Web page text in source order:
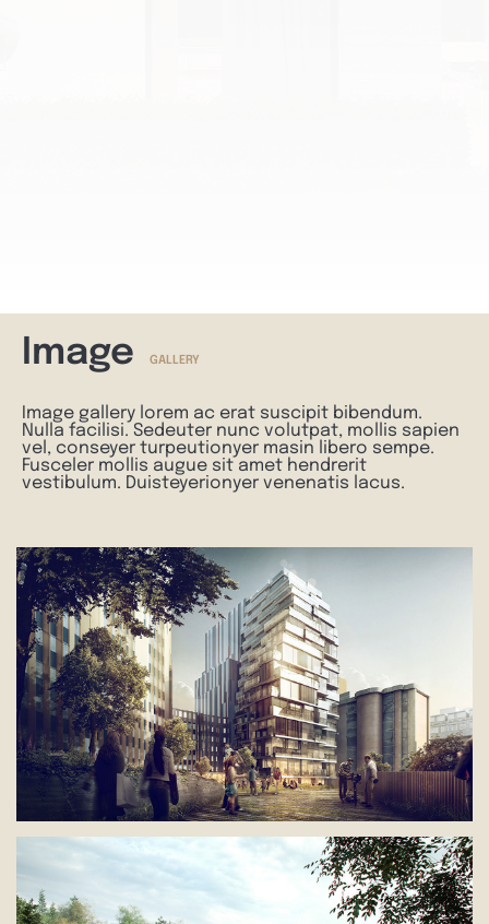
Image GALLERY
Image gallery lorem ac erat suscipit bibendum.
Nulla facilisi. Sedeuter nunc volutpat, mollis sapien
vel, conseyer turpeutionyer masin libero sempe.
Fusceler mollis augue sit amet hendrerit
vestibulum. Duisteyerionyer venenatis lacus.